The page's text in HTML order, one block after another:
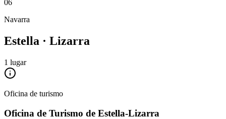
06
Navarra
Estella · Lizarra
1 lugar
Oficina de turismo
Oficina de Turismo de Estella-Lizarra